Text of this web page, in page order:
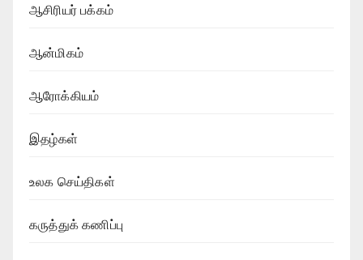
ஆசிரியர் பக்கம்
ஆன்மிகம்
ஆரோக்கியம்
இதழ்கள்
உலக செய்திகள்
கருத்துக் கணிப்பு